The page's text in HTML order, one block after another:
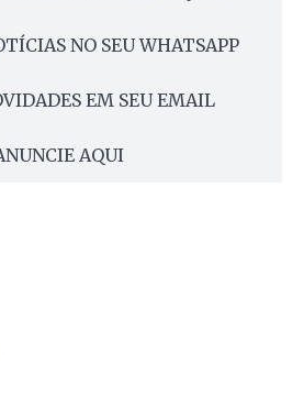
NO SEU WHATSAPP
EM SEU EMAIL
AQUI